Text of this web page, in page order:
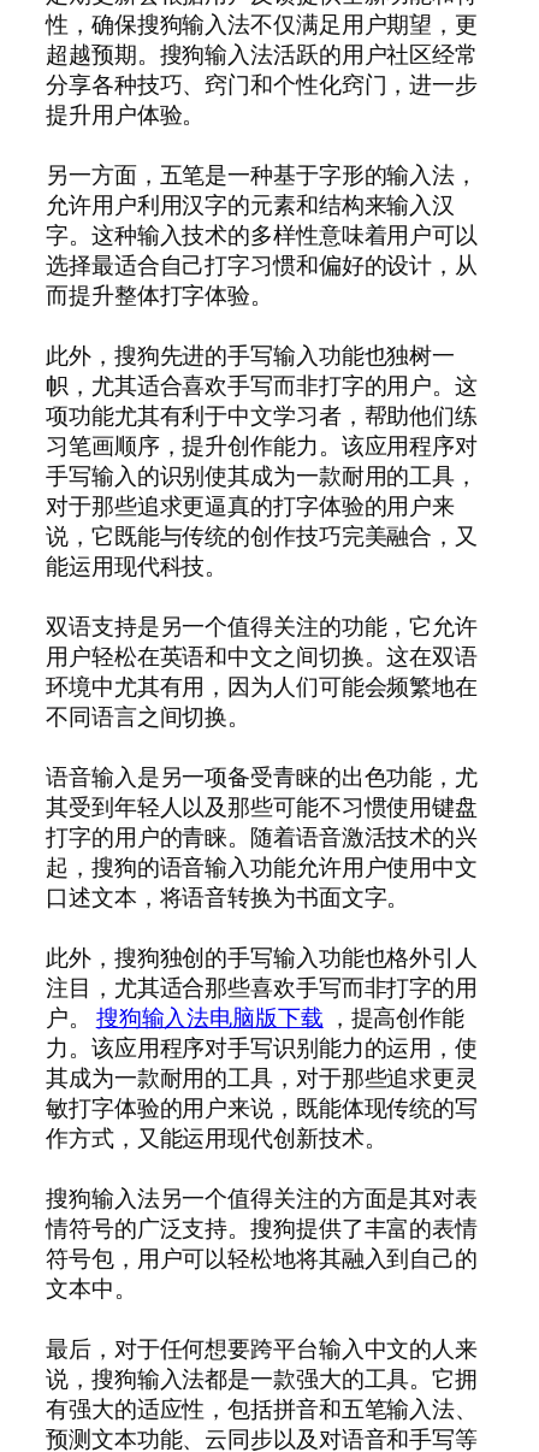
性，确保搜狗输入法不仅满足用户期望，更
超越预期。搜狗输入法活跃的用户社区经常
分享各种技巧、窍门和个性化窍门，进一步
提升用户体验。
另一方面，五笔是一种基于字形的输入法，
允许用户利用汉字的元素和结构来输入汉
字。这种输入技术的多样性意味着用户可以
选择最适合自己打字习惯和偏好的设计，从
而提升整体打字体验。
此外，搜狗先进的手写输入功能也独树一
帜，尤其适合喜欢手写而非打字的用户。这
项功能尤其有利于中文学习者，帮助他们练
习笔画顺序，提升创作能力。该应用程序对
手写输入的识别使其成为一款耐用的工具，
对于那些追求更逼真的打字体验的用户来
说，它既能与传统的创作技巧完美融合，又
能运用现代科技。
双语支持是另一个值得关注的功能，它允许
用户轻松在英语和中文之间切换。这在双语
环境中尤其有用，因为人们可能会频繁地在
不同语言之间切换。
语音输入是另一项备受青睐的出色功能，尤
其受到年轻人以及那些可能不习惯使用键盘
打字的用户的青睐。随着语音激活技术的兴
起，搜狗的语音输入功能允许用户使用中文
口述文本，将语音转换为书面文字。
此外，搜狗独创的手写输入功能也格外引人
注目，尤其适合那些喜欢手写而非打字的用
户。 搜狗输入法电脑版下载 ，提高创作能
力。该应用程序对手写识别能力的运用，使
其成为一款耐用的工具，对于那些追求更灵
敏打字体验的用户来说，既能体现传统的写
作方式，又能运用现代创新技术。
搜狗输入法另一个值得关注的方面是其对表
情符号的广泛支持。搜狗提供了丰富的表情
符号包，用户可以轻松地将其融入到自己的
文本中。
最后，对于任何想要跨平台输入中文的人来
说，搜狗输入法都是一款强大的工具。它拥
有强大的适应性，包括拼音和五笔输入法、
预测文本功能、云同步以及对语音和手写等